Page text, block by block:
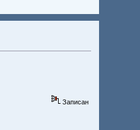
Записан